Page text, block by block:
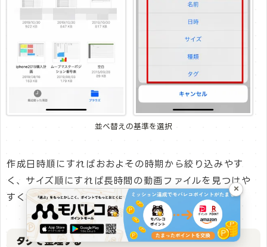
並べ替えの基準を選択
作成日時順にすればおおよその時期から絞り込みやす
く、サイズ順にすれば長時間の動画ファイルを見つけや
すくなります。
タグで整理する
×